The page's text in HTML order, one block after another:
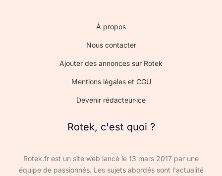
À propos
Nous contacter
Ajouter des annonces sur Rotek
Mentions légales et CGU
Devenir rédacteur·ice
Rotek, c'est quoi ?
Rotek.fr est un site web lancé le 13 mars 2017 par une
équipe de passionnés. Les sujets abordés sont l'actualité